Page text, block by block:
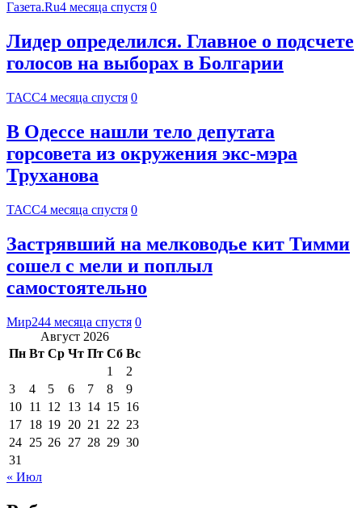
Газета.Ru4 месяца спустя 0
Лидер определился. Главное о подсчете
голосов на выборах в Болгарии
ТАСС4 месяца спустя 0
В Одессе нашли тело депутата
горсовета из окружения экс-мэра
Труханова
ТАСС4 месяца спустя 0
Застрявший на мелководье кит Тимми
сошел с мели и поплыл
самостоятельно
Мир244 месяца спустя 0
Август 2026
Пн Вт Ср Чт Пт Сб Вс
1
2
3
4 5 6 7 8
9
10 11 12 13 14 15 16
17 18 19 20 21 22 23
24 25 26 27 28 29 30
31
« Июл